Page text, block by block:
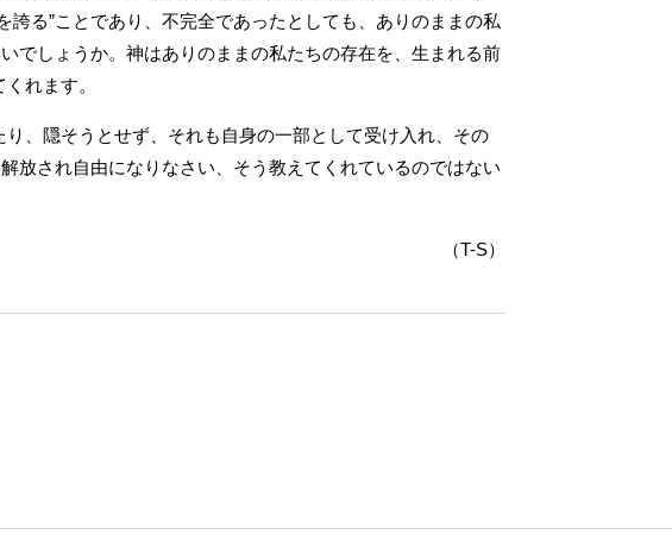
る”ことであり、不完全であったとしても、ありのままの私
でしょうか。神はありのままの私たちの存在を、生まれる前
れます。
、隠そうとせず、それも自身の一部として受け入れ、その
放され自由になりなさい、そう教えてくれているのではない
（T-S）